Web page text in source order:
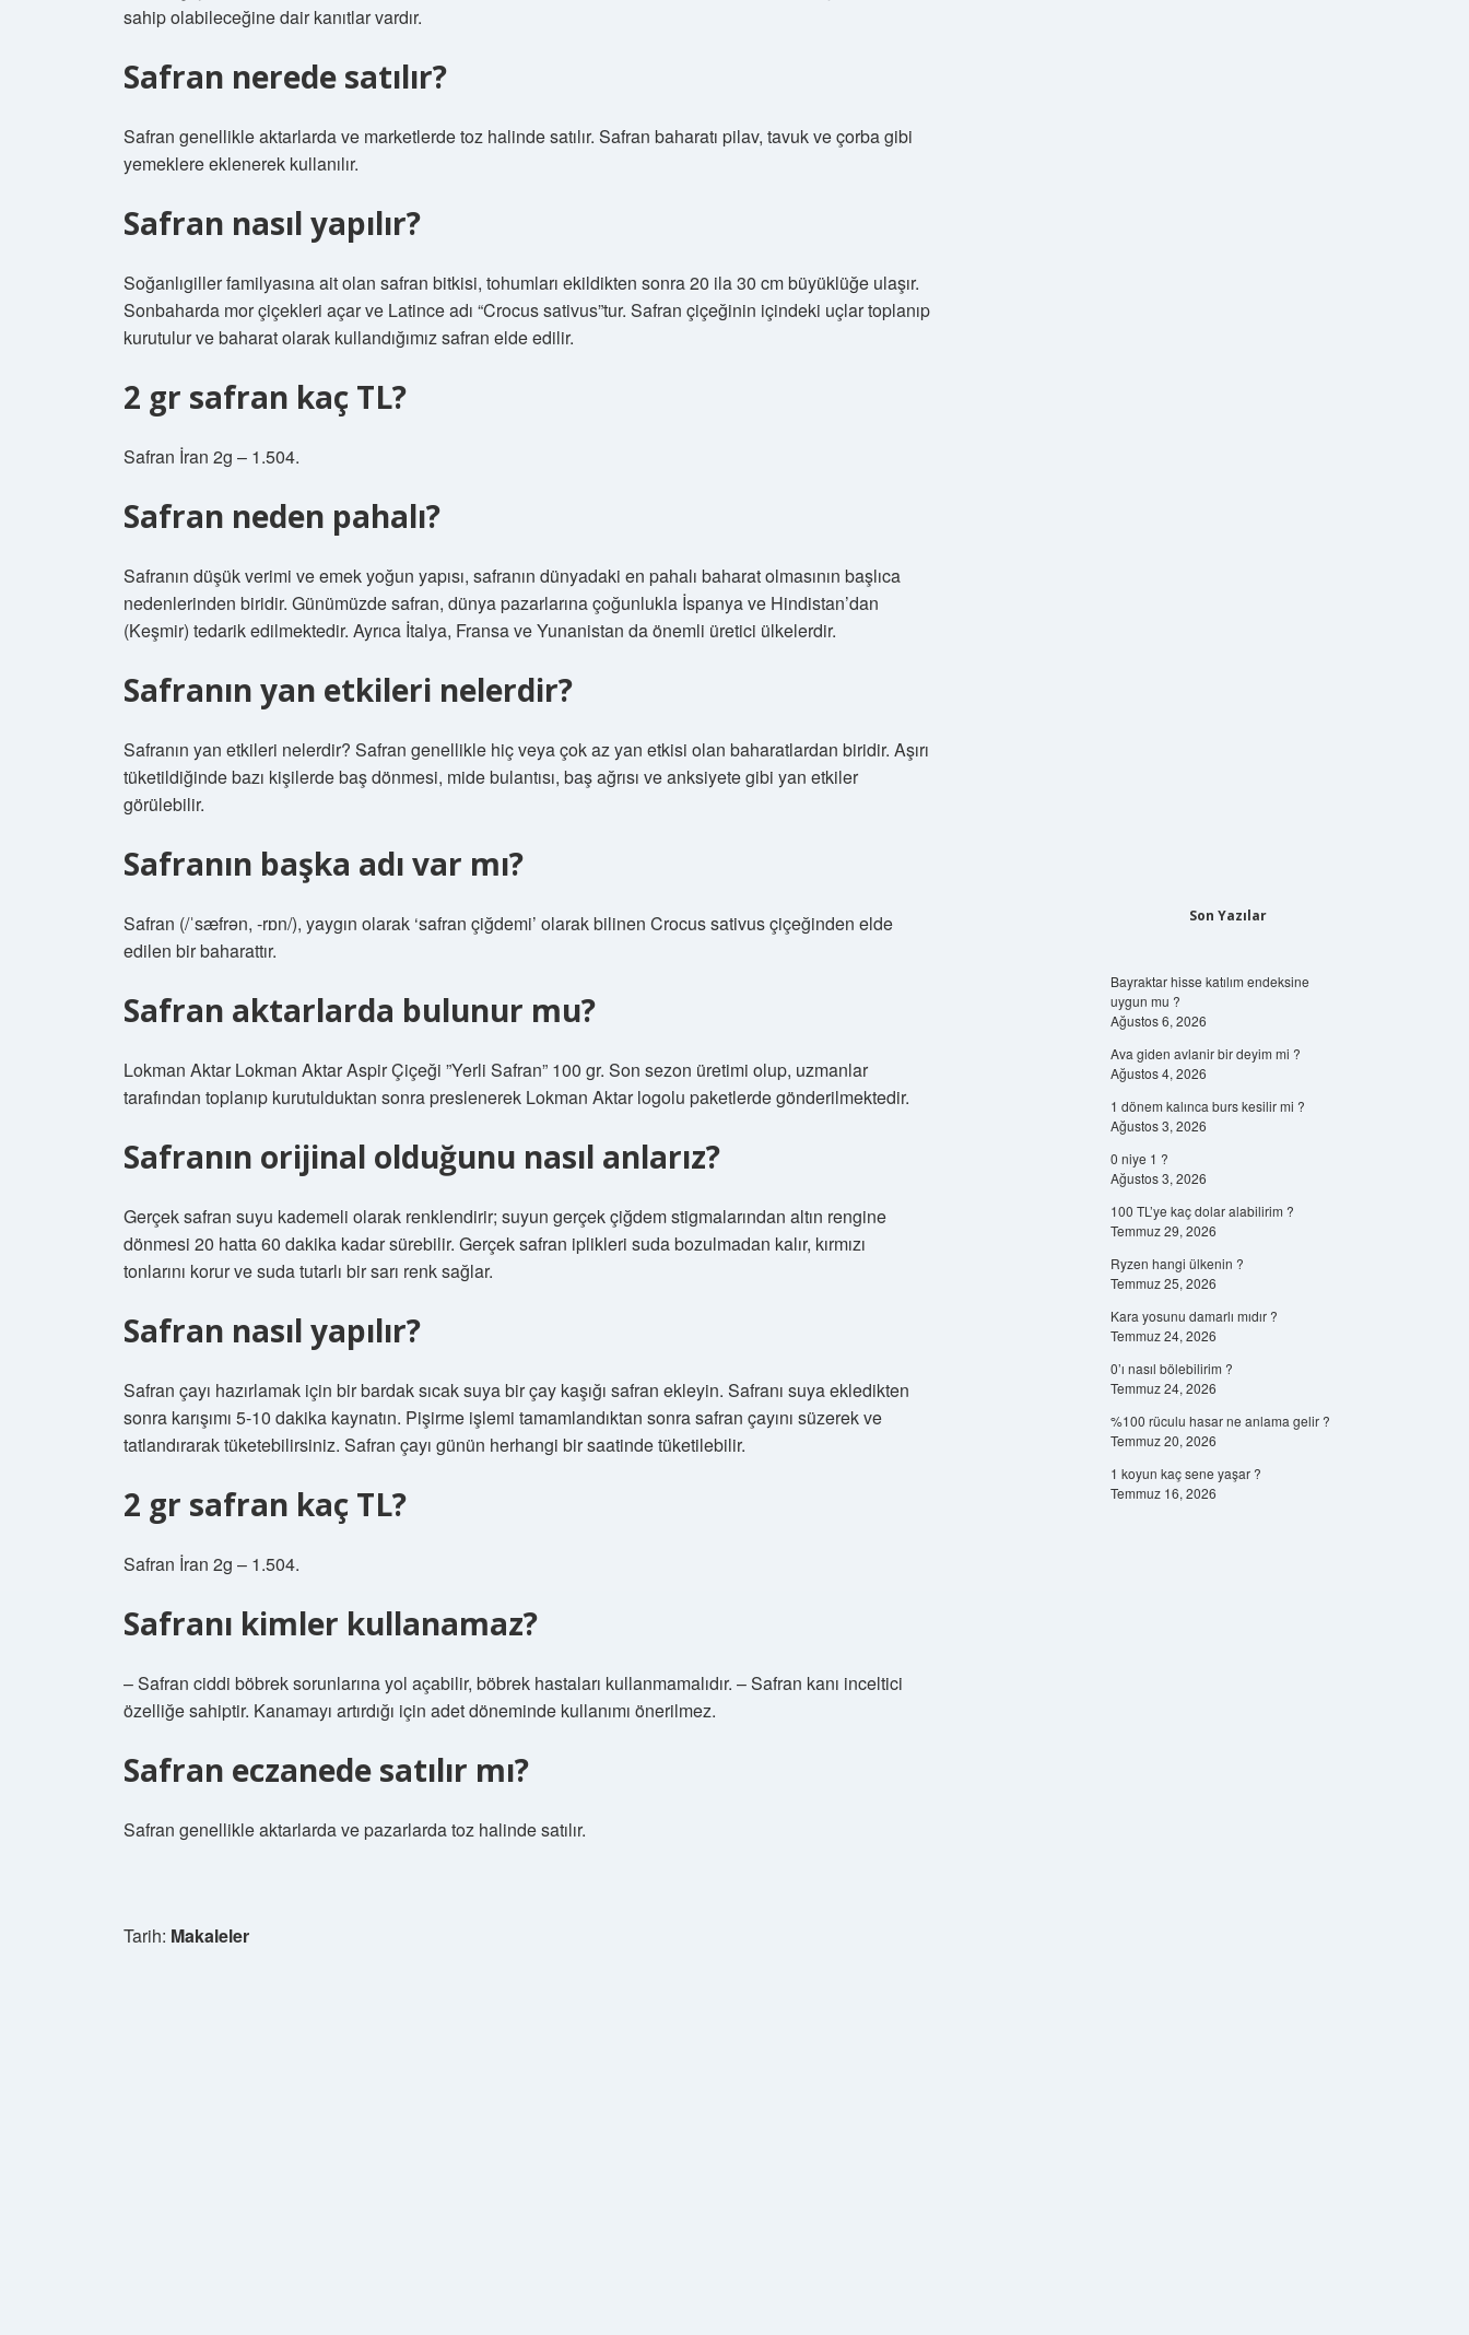
sahip olabileceğine dair kanıtlar vardır.
Safran nerede satılır?
Safran genellikle aktarlarda ve marketlerde toz halinde satılır. Safran baharatı pilav, tavuk ve çorba gibi
yemeklere eklenerek kullanılır.
Safran nasıl yapılır?
Soğanlıgiller familyasına ait olan safran bitkisi, tohumları ekildikten sonra 20 ila 30 cm büyüklüğe ulaşır.
Sonbaharda mor çiçekleri açar ve Latince adı “Crocus sativus”tur. Safran çiçeğinin içindeki uçlar toplanıp
kurutulur ve baharat olarak kullandığımız safran elde edilir.
2 gr safran kaç TL?
Safran İran 2g – 1.504.
Safran neden pahalı?
Safranın düşük verimi ve emek yoğun yapısı, safranın dünyadaki en pahalı baharat olmasının başlıca
nedenlerinden biridir. Günümüzde safran, dünya pazarlarına çoğunlukla İspanya ve Hindistan’dan
(Keşmir) tedarik edilmektedir. Ayrıca İtalya, Fransa ve Yunanistan da önemli üretici ülkelerdir.
Safranın yan etkileri nelerdir?
Safranın yan etkileri nelerdir? Safran genellikle hiç veya çok az yan etkisi olan baharatlardan biridir. Aşırı
tüketildiğinde bazı kişilerde baş dönmesi, mide bulantısı, baş ağrısı ve anksiyete gibi yan etkiler
görülebilir.
Safranın başka adı var mı?
Safran (/ˈsæfrən, -rɒn/), yaygın olarak ‘safran çiğdemi’ olarak bilinen Crocus sativus çiçeğinden elde
edilen bir baharattır.
Safran aktarlarda bulunur mu?
Lokman Aktar Lokman Aktar Aspir Çiçeği ”Yerli Safran” 100 gr. Son sezon üretimi olup, uzmanlar
tarafından toplanıp kurutulduktan sonra preslenerek Lokman Aktar logolu paketlerde gönderilmektedir.
Safranın orijinal olduğunu nasıl anlarız?
Gerçek safran suyu kademeli olarak renklendirir; suyun gerçek çiğdem stigmalarından altın rengine
dönmesi 20 hatta 60 dakika kadar sürebilir. Gerçek safran iplikleri suda bozulmadan kalır, kırmızı
tonlarını korur ve suda tutarlı bir sarı renk sağlar.
Safran nasıl yapılır?
Safran çayı hazırlamak için bir bardak sıcak suya bir çay kaşığı safran ekleyin. Safranı suya ekledikten
sonra karışımı 5-10 dakika kaynatın. Pişirme işlemi tamamlandıktan sonra safran çayını süzerek ve
tatlandırarak tüketebilirsiniz. Safran çayı günün herhangi bir saatinde tüketilebilir.
2 gr safran kaç TL?
Safran İran 2g – 1.504.
Safranı kimler kullanamaz?
– Safran ciddi böbrek sorunlarına yol açabilir, böbrek hastaları kullanmamalıdır. – Safran kanı inceltici
özelliğe sahiptir. Kanamayı artırdığı için adet döneminde kullanımı önerilmez.
Safran eczanede satılır mı?
Safran genellikle aktarlarda ve pazarlarda toz halinde satılır.
Tarih: Makaleler
Son Yazılar
Bayraktar hisse katılım endeksine
uygun mu ?
Ağustos 6, 2026
Ava giden avlanir bir deyim mi ?
Ağustos 4, 2026
1 dönem kalınca burs kesilir mi ?
Ağustos 3, 2026
0 niye 1 ?
Ağustos 3, 2026
100 TL’ye kaç dolar alabilirim ?
Temmuz 29, 2026
Ryzen hangi ülkenin ?
Temmuz 25, 2026
Kara yosunu damarlı mıdır ?
Temmuz 24, 2026
0’ı nasıl bölebilirim ?
Temmuz 24, 2026
%100 rüculu hasar ne anlama gelir ?
Temmuz 20, 2026
1 koyun kaç sene yaşar ?
Temmuz 16, 2026